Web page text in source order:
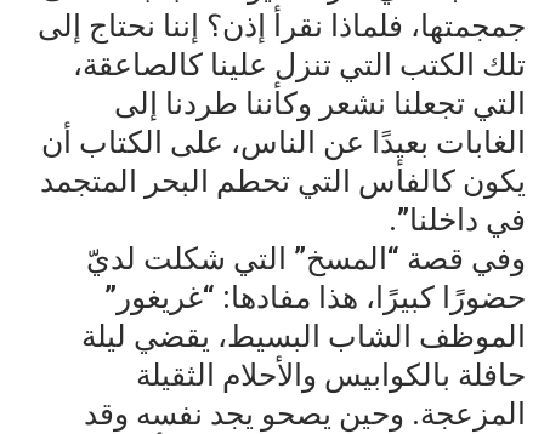
جمجمتها، فلماذا نقرأ إذن؟ إننا نحتاج إلى
تلك الكتب التي تنزل علينا كالصاعقة،
التي تجعلنا نشعر وكأننا طردنا إلى
الغابات بعيدًا عن الناس، على الكتاب أن
يكون كالفأس التي تحطم البحر المتجمد
في داخلنا”.
وفي قصة “المسخ” التي شكلت لديّ
حضورًا كبيرًا، هذا مفادها: “غريغور”
الموظف الشاب البسيط، يقضي ليلة
حافلة بالكوابيس والأحلام الثقيلة
المزعجة. وحين يصحو يجد نفسه وقد